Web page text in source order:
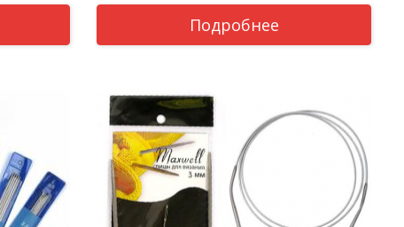
Подробнее